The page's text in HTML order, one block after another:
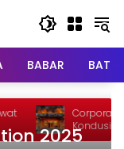
BABAR
Secretary PT
2025